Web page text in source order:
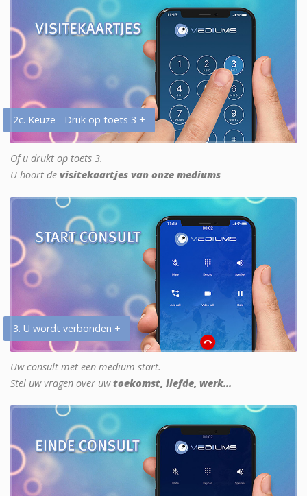
2c. Keuze - Druk op toets 3 +
Of u drukt op toets 3.
U hoort de visitekaartjes van onze mediums
3. U wordt verbonden +
Uw consult met een medium start.
Stel uw vragen over uwtoekomst, liefde, werk...